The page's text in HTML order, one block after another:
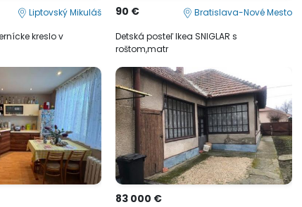
Liptovský Mikuláš
kreslo v
90 € Bratislava-Nové Mesto
Detská posteľ Ikea SNIGLAR s
roštom,matr
83 000 €